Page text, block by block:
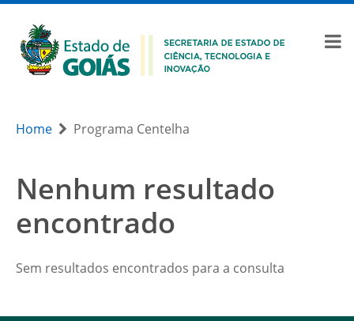
Home Programa Centelha
Nenhum resultado
encontrado
Sem resultados encontrados para a consulta